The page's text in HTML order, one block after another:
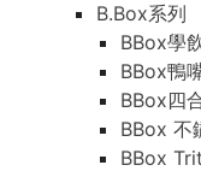
B.Box系列
BBox學
BBox鴨
BBox四
BBox 不
BBox